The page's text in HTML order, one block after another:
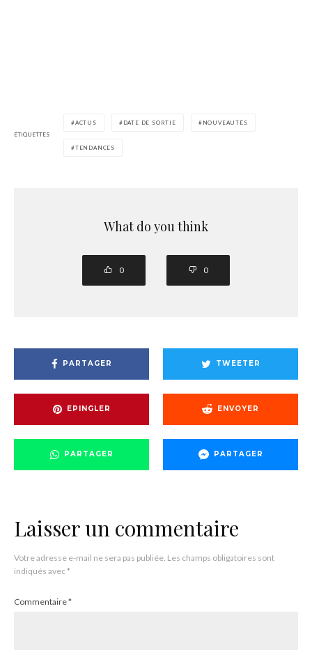
ÉTIQUETTES
ACTUS DATE DE SORTIE NOUVEAUTÉS
TENDANCES
What do you think
0 0
PARTAGER TWEETER
EPINGLER ENVOYER
PARTAGER PARTAGER
Laisser un commentaire
Votre adresse e-mail ne sera pas publiée. Les champs obligatoires sont
indiqués avec*
Commentaire*